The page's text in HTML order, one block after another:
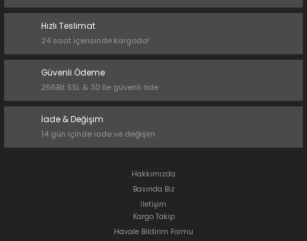
Hızlı Teslimat
24 saat içerisinde kargoda!
Güvenli Ödeme
256Bit SSL & 3D İle güvenli öde
İade & Değişim
14 gün içinde iade ve değişim
Hakkımızda
Basında Biz
İletişim
Kargo Takip
Havale Bildirim Formu